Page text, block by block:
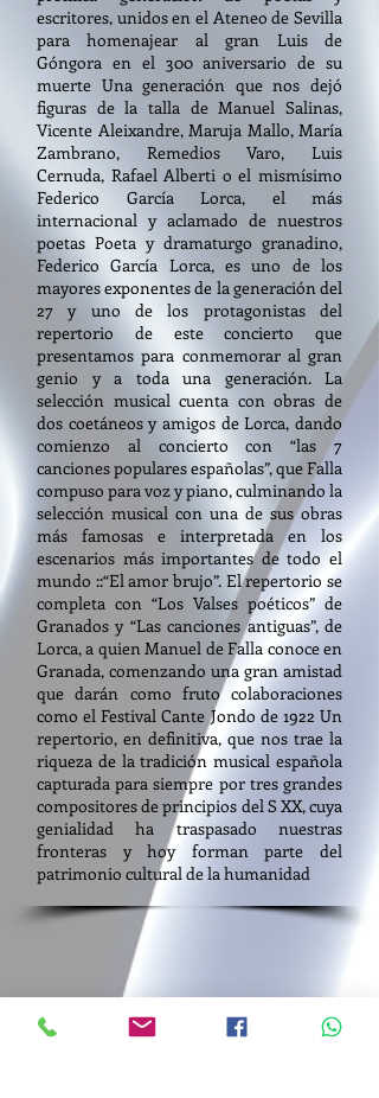
escritores, unidos en el Ateneo de Sevilla
para homenajear al gran Luis de
Góngora en el 300 aniversario de su
muerte Una generación que nos dejó
figuras de la talla de Manuel Salinas,
Vicente Aleixandre, Maruja Mallo, María
Zambrano, Remedios Varo, Luis
Cernuda, Rafael Alberti o el mismísimo
Federico García Lorca, el más
internacional y aclamado de nuestros
poetas Poeta y dramaturgo granadino,
Federico García Lorca, es uno de los
mayores exponentes de la generación del
27 y uno de los protagonistas del
repertorio de este concierto que
presentamos para conmemorar al gran
genio y a toda una generación. La
selección musical cuenta con obras de
dos coetáneos y amigos de Lorca, dando
comienzo al concierto con “las 7
canciones populares españolas”, que Falla
compuso para voz y piano, culminando la
selección musical con una de sus obras
más famosas e interpretada en los
escenarios más importantes de todo el
mundo ::“El amor brujo”. El repertorio se
completa con “Los Valses poéticos” de
Granados y “Las canciones antiguas”, de
Lorca, a quien Manuel de Falla conoce en
Granada, comenzando una gran amistad
que darán como fruto colaboraciones
como el Festival Cante Jondo de 1922 Un
repertorio, en definitiva, que nos trae la
riqueza de la tradición musical española
capturada para siempre por tres grandes
compositores de principios del S XX, cuya
genialidad ha traspasado nuestras
fronteras y hoy forman parte del
patrimonio cultural de la humanidad